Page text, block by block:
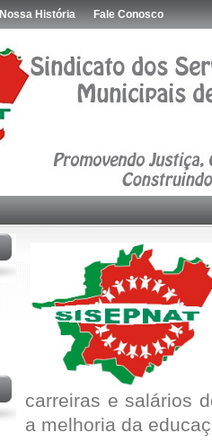
Nossa História Fale Conosco
carreiras e salários
a melhoria da